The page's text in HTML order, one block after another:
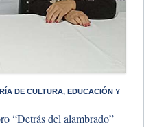
DE CULTURA, EDUCACIÓN Y
“Detrás del alambrado”